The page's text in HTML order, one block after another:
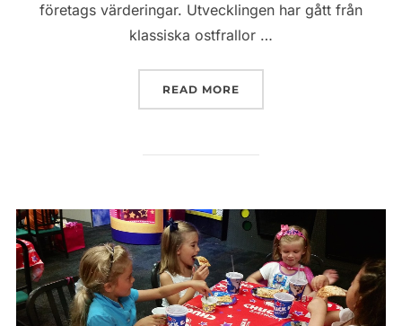
företags värderingar. Utvecklingen har gått från
klassiska ostfrallor …
READ MORE